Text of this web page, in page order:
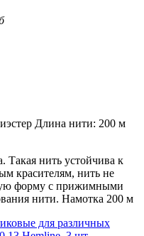
Длина нити: 200 м
Такая нить устойчива к
красителям, нить не
форму с прижимными
нити. Намотка 200 м
для различных